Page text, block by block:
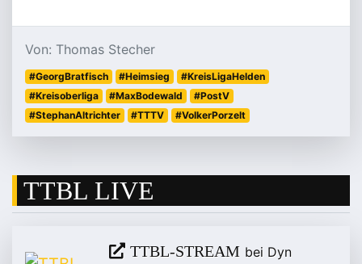
Von: Thomas Stecher
#GeorgBratfisch #Heimsieg
#KreisLigaHelden
#Kreisoberliga
#MaxBodewald
#PostV
#StephanAltrichter
#TTTV #VolkerPorzelt
TTBL LIVE
TTBL-STREAM bei Dyn